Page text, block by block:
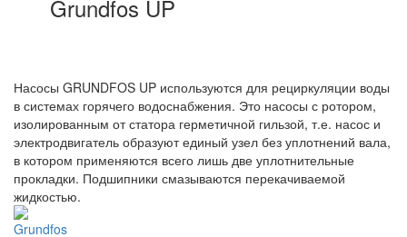
Grundfos UP
Насосы GRUNDFOS UP используются для рециркуляции воды
в системах горячего водоснабжения. Это насосы с ротором,
изолированным от статора герметичной гильзой, т.е. насос и
электродвигатель образуют единый узел без уплотнений вала,
в котором применяются всего лишь две уплотнительные
прокладки. Подшипники смазываются перекачиваемой
жидкостью.